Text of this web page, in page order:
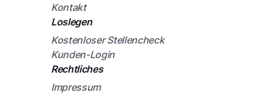
Kontakt
Loslegen
Kostenloser Stellencheck
Kunden-Login
Rechtliches
Impressum